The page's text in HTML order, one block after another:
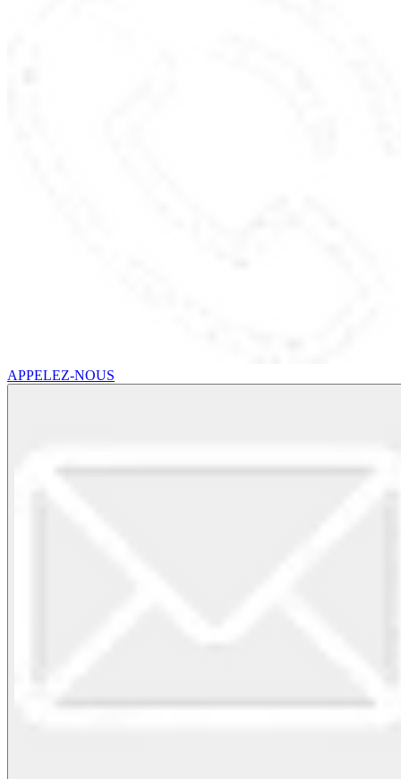
APPELEZ-NOUS